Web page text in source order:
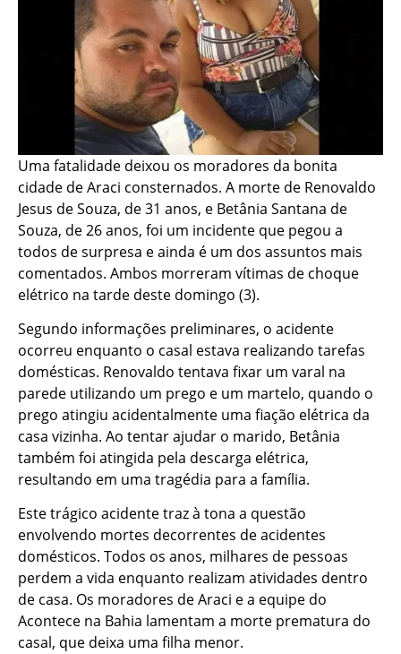
Uma fatalidade deixou os moradores da bonita
cidade de Araci consternados. A morte de Renovaldo
Jesus de Souza, de 31 anos, e Betânia Santana de
Souza, de 26 anos, foi um incidente que pegou a
todos de surpresa e ainda é um dos assuntos mais
comentados. Ambos morreram vítimas de choque
elétrico na tarde deste domingo (3).
Segundo informações preliminares, o acidente
ocorreu enquanto o casal estava realizando tarefas
domésticas. Renovaldo tentava fixar um varal na
parede utilizando um prego e um martelo, quando o
prego atingiu acidentalmente uma fiação elétrica da
casa vizinha. Ao tentar ajudar o marido, Betânia
também foi atingida pela descarga elétrica,
resultando em uma tragédia para a família.
Este trágico acidente traz à tona a questão
envolvendo mortes decorrentes de acidentes
domésticos. Todos os anos, milhares de pessoas
perdem a vida enquanto realizam atividades dentro
de casa. Os moradores de Araci e a equipe do
Acontece na Bahia lamentam a morte prematura do
casal, que deixa uma filha menor.